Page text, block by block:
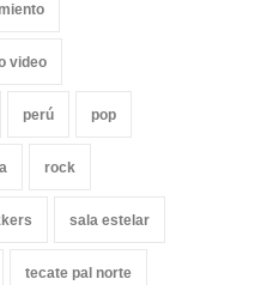
video
perú pop
rock
sala estelar
tecate pal norte